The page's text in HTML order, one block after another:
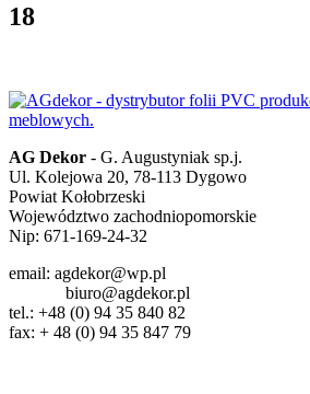
18
AG Dekor - G. Augustyniak sp.j.
Ul. Kolejowa 20, 78-113 Dygowo
Powiat Kołobrzeski
Województwo zachodniopomorskie
Nip: 671-169-24-32
email: agdekor@wp.pl
biuro@agdekor.pl
tel.: +48 (0) 94 35 840 82
fax: + 48 (0) 94 35 847 79